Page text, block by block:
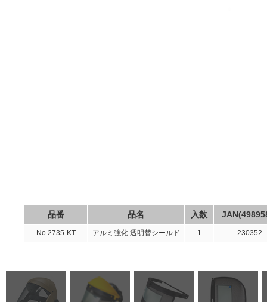
品番 品名 入数
No.2735-KT アルミ強化 透明替シールド 1 230352